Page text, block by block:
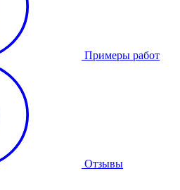
Примеры работ
Отзывы